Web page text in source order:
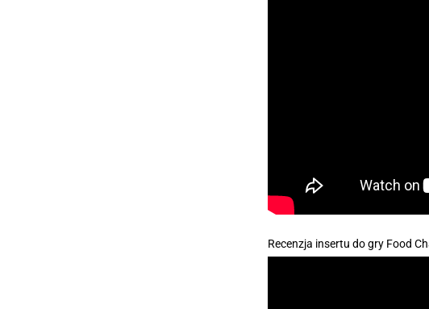
Recenzja insertu do gry Food